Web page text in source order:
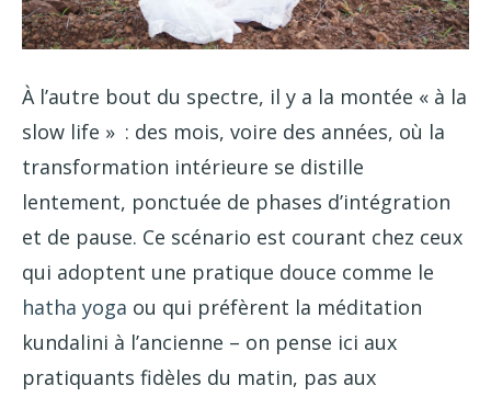
À l’autre bout du spectre, il y a la montée « à la
slow life » : des mois, voire des années, où la
transformation intérieure se distille
lentement, ponctuée de phases d’intégration
et de pause. Ce scénario est courant chez ceux
qui adoptent une pratique douce comme le
hatha yoga ou qui préfèrent la méditation
kundalini à l’ancienne – on pense ici aux
pratiquants fidèles du matin, pas aux